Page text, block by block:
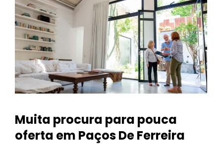
Muita procura para pouca
oferta em Paços De Ferreira